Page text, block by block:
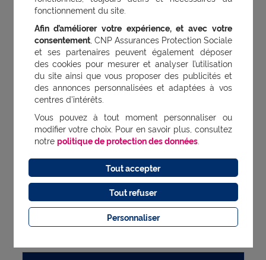
un second avis médical pour prendre
les bonnes décisions.
Augmentez votre participation
employeur à la complémentaire
santé
Vous pouvez aller au-delà de vos
obligations légales et financer plus de 50 %
de la cotisation santé de vos salariés.
Certaines entreprises prennent même en
charge la totalité de ces cotisations.
fonctionnement du site.
Afin d’améliorer votre expérience, et avec votre
consentement, CNP Assurances Protection Sociale
et ses partenaires peuvent également déposer
des cookies pour mesurer et analyser l’utilisation
du site ainsi que vous proposer des publicités et
des annonces personnalisées et adaptées à vos
centres d’intérêts.
Vous pouvez à tout moment personnaliser ou
modifier votre choix. Pour en savoir plus, consultez
notre politique de protection des données.
Personnaliser
Tout refuser
Tout accepter